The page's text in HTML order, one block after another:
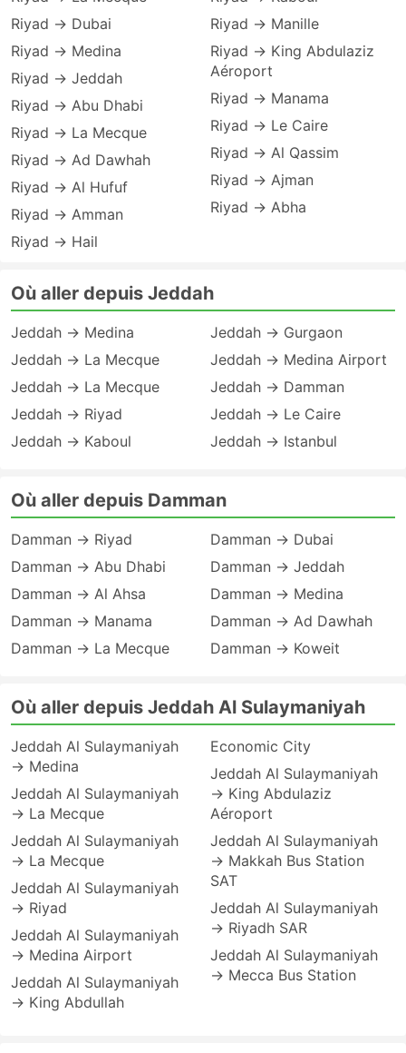
Riyad → Dubai
Riyad → Medina
Riyad → Jeddah
Riyad → Abu Dhabi
Riyad → La Mecque
Riyad → Ad Dawhah
Riyad → Al Hufuf
Riyad → Amman
Riyad → Hail
Riyad → Manille
Riyad → King Abdulaziz
Aéroport
Riyad → Manama
Riyad → Le Caire
Riyad → Al Qassim
Riyad → Ajman
Riyad → Abha
Où aller depuis Jeddah
Jeddah → Medina
Jeddah → La Mecque
Jeddah → La Mecque
Jeddah → Riyad
Jeddah → Kaboul
Jeddah → Gurgaon
Jeddah → Medina Airport
Jeddah → Damman
Jeddah → Le Caire
Jeddah → Istanbul
Où aller depuis Damman
Damman → Riyad
Damman → Abu Dhabi
Damman → Al Ahsa
Damman → Manama
Damman → La Mecque
Damman → Dubai
Damman → Jeddah
Damman → Medina
Damman → Ad Dawhah
Damman → Koweit
Où aller depuis Jeddah Al Sulaymaniyah
Jeddah Al Sulaymaniyah
→ Medina
Jeddah Al Sulaymaniyah
→ La Mecque
Jeddah Al Sulaymaniyah
→ La Mecque
Jeddah Al Sulaymaniyah
→ Riyad
Jeddah Al Sulaymaniyah
→ Medina Airport
Jeddah Al Sulaymaniyah
→ King Abdullah
Economic City
Jeddah Al Sulaymaniyah
→ King Abdulaziz
Aéroport
Jeddah Al Sulaymaniyah
→ Makkah Bus Station
SAT
Jeddah Al Sulaymaniyah
→ Riyadh SAR
Jeddah Al Sulaymaniyah
→ Mecca Bus Station